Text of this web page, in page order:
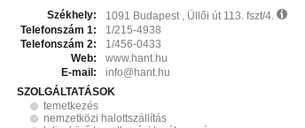
Székhely:
1091 Budapest , Üllői út 113. fszt/4.
Telefonszám 1:
1/215-4938
Telefonszám 2:
1/456-0433
Web:
www.hant.hu
E-mail:
info@hant.hu
SZOLGÁLTATÁSOK
temetkezés
nemzetközi halottszállítás